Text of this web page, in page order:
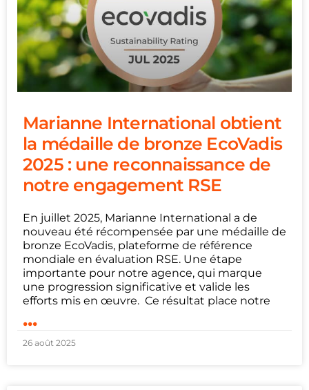
Marianne International obtient
la médaille de bronze EcoVadis
2025 : une reconnaissance de
notre engagement RSE
En juillet 2025, Marianne International a de
nouveau été récompensée par une médaille de
bronze EcoVadis, plateforme de référence
mondiale en évaluation RSE. Une étape
importante pour notre agence, qui marque
une progression significative et valide les
efforts mis en œuvre. Ce résultat place notre
...
26 août 2025